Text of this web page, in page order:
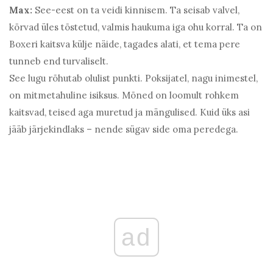
Max: See-eest on ta veidi kinnisem. Ta seisab valvel,
kõrvad üles tõstetud, valmis haukuma iga ohu korral. Ta on
Boxeri kaitsva külje näide, tagades alati, et tema pere
tunneb end turvaliselt.
See lugu rõhutab olulist punkti. Poksijatel, nagu inimestel,
on mitmetahuline isiksus. Mõned on loomult rohkem
kaitsvad, teised aga muretud ja mängulised. Kuid üks asi
jääb järjekindlaks – nende sügav side oma peredega.
ad